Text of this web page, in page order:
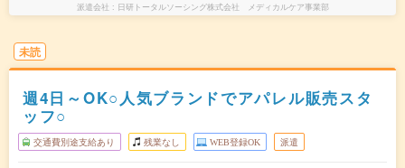
派遣会社 日研トータルソーシング株式会社 メディカルケア事業部
未読
週4日～OK○人気ブランドでアパレル販売スタ
ッフ○
交通費別途支給あり 残業なし WEB登録OK 派遣